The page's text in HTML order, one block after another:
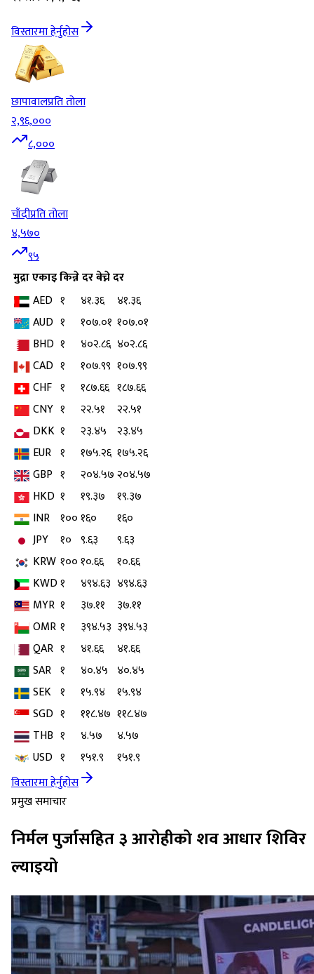
विस्तारमा हेर्नुहोस
छापावालप्रति तोला
२,९६,०००
८,०००
चाँदीप्रति तोला
४,५७०
९५
मुद्राएकाइकिन्ने दरबेच्ने दर
AED १ ४१.३६
४१.३६
AUD १ १०७.०१ १०७.०१
BHD १ ४०२.८६ ४०२.८६
CAD १ १०७.९९ १०७.९९
CHF १ १८७.६६ १८७.६६
CNY १ २२.५१
२२.५१
DKK १ २३.४५
२३.४५
EUR १ १७५.२६ १७५.२६
GBP १ २०४.५७ २०४.५७
HKD १ १९.३७
१९.३७
INR १००१६०
१६०
JPY
१० ९.६३
९.६३
KRW १००१०.६६
१०.६६
KWD१ ४९४.६३ ४९४.६३
MYR १ ३७.११
३७.११
OMR १ ३९४.५३ ३९४.५३
QAR १ ४१.६६
४१.६६
SAR १ ४०.४५ ४०.४५
SEK १ १५.९४
१५.९४
SGD १ ११८.४७ ११८.४७
THB १ ४.५७
४.५७
USD १ १५१.९
१५१.९
विस्तारमा हेर्नुहोस
प्रमुख समाचार
निर्मल पुर्जासहित ३ आरोहीको शव आधार शिविर
ल्याइयो